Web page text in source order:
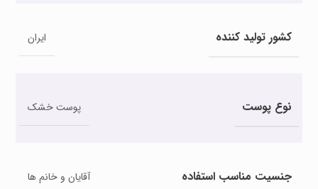
کشور تولید کننده ایران
نوع پوست پوست خشک
جنسیت مناسب استفاده آقایان و خانم ها